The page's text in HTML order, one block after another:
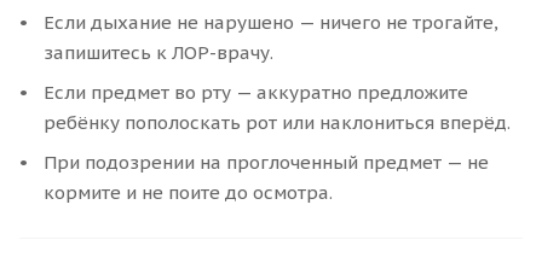
Если дыхание не нарушено — ничего не трогайте,
запишитесь к ЛОР-врачу.
Если предмет во рту — аккуратно предложите
ребёнку пополоскать рот или наклониться вперёд.
При подозрении на проглоченный предмет — не
кормите и не поите до осмотра.